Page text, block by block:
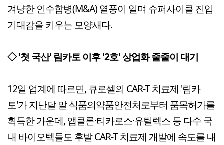
겨냥한 인수합병(M&A) 열풍이 일며 슈퍼사이클 진입
기대감을 키우는 모양새다.
◇ '첫 국산' 림카토 이후 '2호' 상업화 줄줄이 대기
12일 업계에 따르면, 큐로셀의 CAR-T 치료제 '림카
토'가 지난달 말 식품의약품안전처로부터 품목허가를
획득한 가운데, 앱클론·티카로스·유틸렉스 등 다수 국
내 바이오텍들도 후발 CAR-T 치료제 개발에 속도를 내